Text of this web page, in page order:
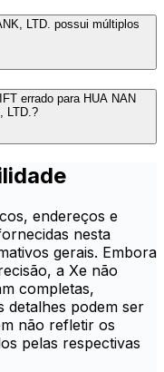
LTD. possui múltiplos
errado para HUA NAN
LTD.?
endereços e
nesta
gerais. Embora
a Xe não
completas,
detalhes podem ser
não refletir os
pelas respectivas